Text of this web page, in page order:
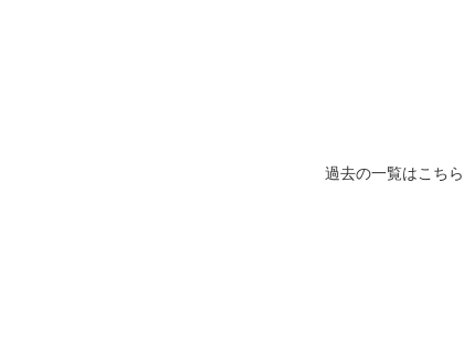
過去の一覧はこちら